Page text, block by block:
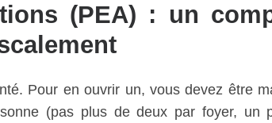
(PEA) : un
Pour en ouvrir un, vous devez être
(pas plus de deux par foyer, un